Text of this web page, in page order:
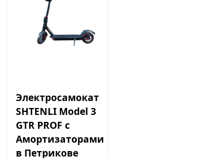
Электросамокат
SHTENLI Model 3
GTR PROF с
Амортизаторами
в Петрикове